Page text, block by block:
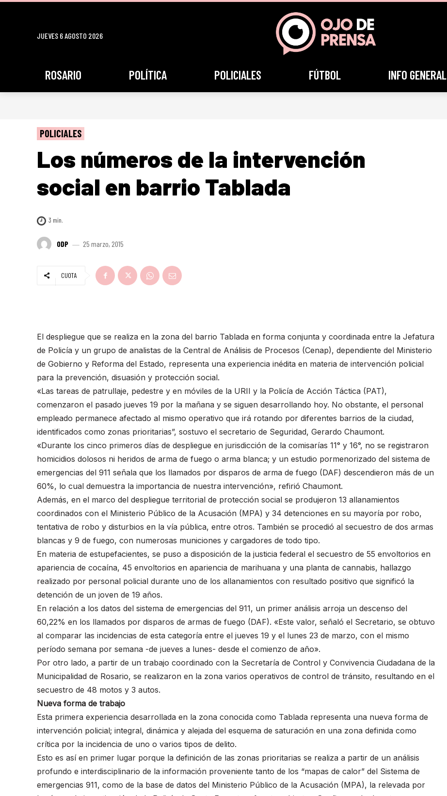
JUEVES 6 AGOSTO 2026
ROSARIO POLÍTICA POLICIALES FÚTBOL INFO GENERAL
POLICIALES
Los números de la intervención
social en barrio Tablada
3 min.
ODP 25 marzo, 2015
CUOTA
El despliegue que se realiza en la zona del barrio Tablada en forma conjunta y coordinada entre la Jefatura
de Policía y un grupo de analistas de la Central de Análisis de Procesos (Cenap), dependiente del Ministerio
de Gobierno y Reforma del Estado, representa una experiencia inédita en materia de intervención policial
para la prevención, disuasión y protección social.
«Las tareas de patrullaje, pedestre y en móviles de la URII y la Policía de Acción Táctica (PAT),
comenzaron el pasado jueves 19 por la mañana y se siguen desarrollando hoy. No obstante, el personal
empleado permanece afectado al mismo operativo que irá rotando por diferentes barrios de la ciudad,
identificados como zonas prioritarias”, sostuvo el secretario de Seguridad, Gerardo Chaumont.
«Durante los cinco primeros días de despliegue en jurisdicción de la comisarías 11° y 16°, no se registraron
homicidios dolosos ni heridos de arma de fuego o arma blanca; y un estudio pormenorizado del sistema de
emergencias del 911 señala que los llamados por disparos de arma de fuego (DAF) descendieron más de un
60%, lo cual demuestra la importancia de nuestra intervención», refirió Chaumont.
Además, en el marco del despliegue territorial de protección social se produjeron 13 allanamientos
coordinados con el Ministerio Público de la Acusación (MPA) y 34 detenciones en su mayoría por robo,
tentativa de robo y disturbios en la vía pública, entre otros. También se procedió al secuestro de dos armas
blancas y 9 de fuego, con numerosas municiones y cargadores de todo tipo.
En materia de estupefacientes, se puso a disposición de la justicia federal el secuestro de 55 envoltorios en
apariencia de cocaína, 45 envoltorios en apariencia de marihuana y una planta de cannabis, hallazgo
realizado por personal policial durante uno de los allanamientos con resultado positivo que significó la
detención de un joven de 19 años.
En relación a los datos del sistema de emergencias del 911, un primer análisis arroja un descenso del
60,22% en los llamados por disparos de armas de fuego (DAF). «Este valor, señaló el Secretario, se obtuvo
al comparar las incidencias de esta categoría entre el jueves 19 y el lunes 23 de marzo, con el mismo
período semana por semana -de jueves a lunes- desde el comienzo de año».
Por otro lado, a partir de un trabajo coordinado con la Secretaría de Control y Convivencia Ciudadana de la
Municipalidad de Rosario, se realizaron en la zona varios operativos de control de tránsito, resultando en el
secuestro de 48 motos y 3 autos.
Nueva forma de trabajo
Esta primera experiencia desarrollada en la zona conocida como Tablada representa una nueva forma de
intervención policial; integral, dinámica y alejada del esquema de saturación en una zona definida como
crítica por la incidencia de uno o varios tipos de delito.
Esto es así en primer lugar porque la definición de las zonas prioritarias se realiza a partir de un análisis
profundo e interdisciplinario de la información proveniente tanto de los “mapas de calor” del Sistema de
emergencias 911, como de la base de datos del Ministerio Público de la Acusación (MPA), la relevada por